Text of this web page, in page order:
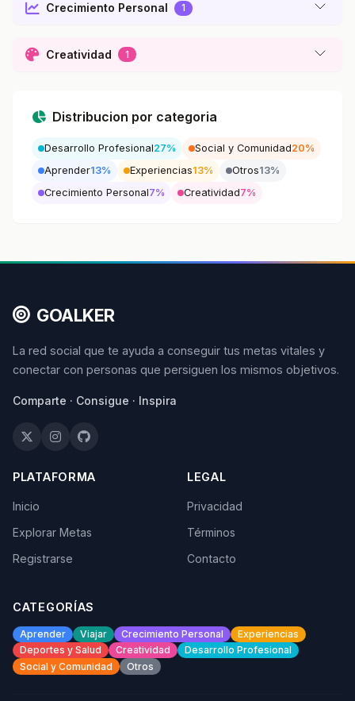
Crecimiento Personal 1
Creatividad 1
Distribucion por categoria
Desarrollo Profesional27% Social y Comunidad20%
Aprender13% Experiencias13% Otros13%
Crecimiento Personal7% Creatividad7%
GOALKER
La red social que te ayuda a conseguir tus metas vitales y
conectar con personas que persiguen los mismos objetivos.
Comparte · Consigue · Inspira
PLATAFORMA
Inicio
Explorar Metas
Registrarse
LEGAL
Privacidad
Términos
Contacto
CATEGORÍAS
Aprender Viajar Crecimiento Personal
Experiencias
Deportes y Salud
Creatividad
Desarrollo Profesional
Social y Comunidad
Otros